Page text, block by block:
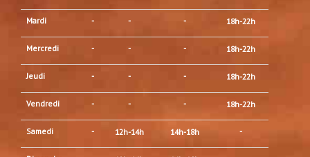
Mardi - - - 18h-22h
Mercredi - - - 18h-22h
Jeudi - - - 18h-22h
Vendredi - - - 18h-22h
Samedi - 12h-14h 14h-18h -